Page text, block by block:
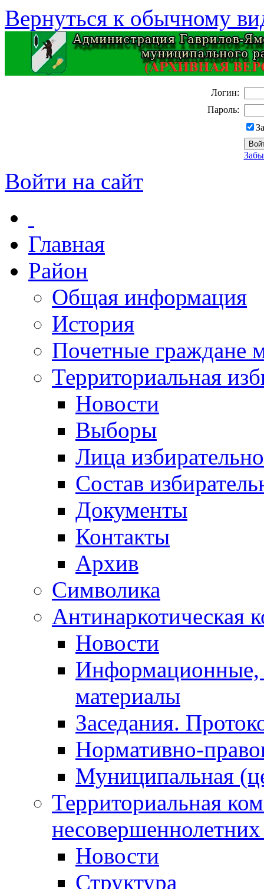
Вернуться к обычному
Логин:
Пароль:
Войти на сайт
Главная
Район
Общая информация
История
Почетные граждане
Территориальная
Новости
Выборы
Лица
Состав
Документы
Контакты
Архив
Символика
Антинаркотическая
Новости
Информационные,
материалы
Заседания.
Нормативно-
Муниципальная
Территориальная
Новости
Структура